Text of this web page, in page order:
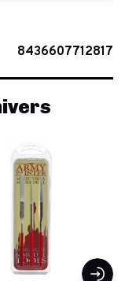
8436607712817